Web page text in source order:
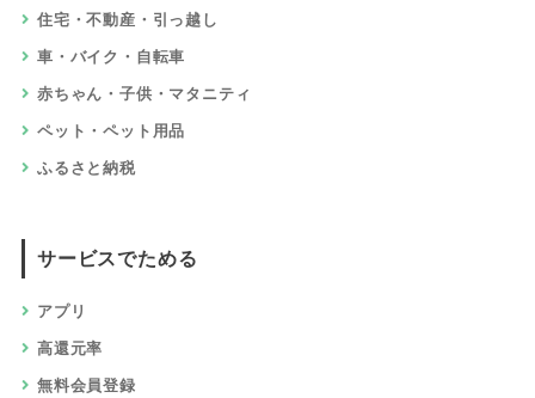
住宅・不動産・引っ越し
車・バイク・自転車
赤ちゃん・子供・マタニティ
ペット・ペット用品
ふるさと納税
サービスでためる
アプリ
高還元率
無料会員登録